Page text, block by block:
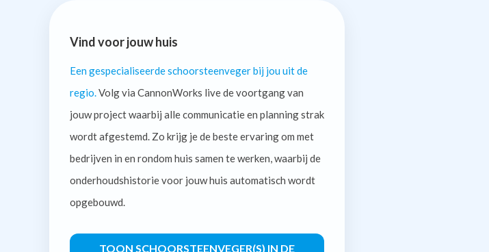
Vind voor jouw huis
Een gespecialiseerde schoorsteenveger bij jou uit de
regio. Volg via CannonWorks live de voortgang van
jouw project waarbij alle communicatie en planning strak
wordt afgestemd. Zo krijg je de beste ervaring om met
bedrijven in en rondom huis samen te werken, waarbij de
onderhoudshistorie voor jouw huis automatisch wordt
opgebouwd.
TOON SCHOORSTEENVEGER(S) IN DE